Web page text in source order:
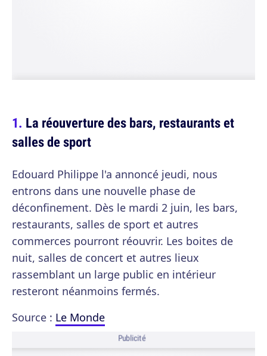
La réouverture des bars, restaurants et
salles de sport
Edouard Philippe l'a annoncé jeudi, nous
entrons dans une nouvelle phase de
déconfinement. Dès le mardi 2 juin, les bars,
restaurants, salles de sport et autres
commerces pourront réouvrir. Les boites de
nuit, salles de concert et autres lieux
rassemblant un large public en intérieur
resteront néanmoins fermés.
Source : Le Monde
Publicité